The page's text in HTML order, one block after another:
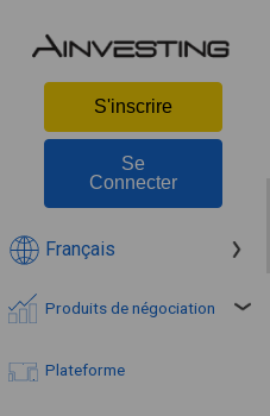
S'inscrire
Se
Connecter
Français
Produits de négociation
Plateforme